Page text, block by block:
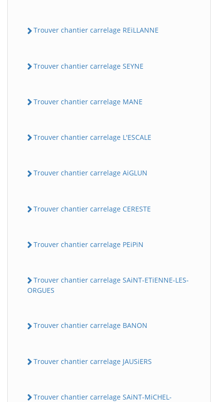
Trouver chantier carrelage REiLLANNE
Trouver chantier carrelage SEYNE
Trouver chantier carrelage MANE
Trouver chantier carrelage L'ESCALE
Trouver chantier carrelage AiGLUN
Trouver chantier carrelage CERESTE
Trouver chantier carrelage PEiPiN
Trouver chantier carrelage SAiNT-ETiENNE-LES-
ORGUES
Trouver chantier carrelage BANON
Trouver chantier carrelage JAUSiERS
Trouver chantier carrelage SAiNT-MiCHEL-